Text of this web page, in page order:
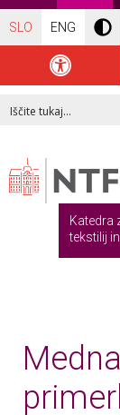
SLO ENG
Katedra
tekstilij